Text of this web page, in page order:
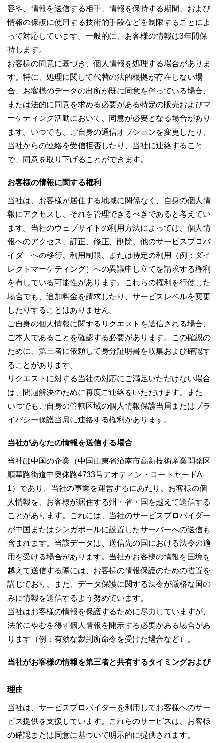
容や、情報を送信する相手、情報を保持する期間、および
情報の保護に使用する技術的手段などを制限することによ
って対応しています。一般的に、お客様の情報は3年間保
持します。
お客様の同意に基づき、個人情報を処理する場合がありま
す。特に、処理に関して代替の法的根拠が存在しない場
合、お客様のデータの出所が既に同意を伴っている場合、
または法的に同意を求める必要がある特定の販売およびマ
ーケティング活動において、同意が必要となる場合があり
ます。いつでも、ご自身の通信オプションを変更したり、
当社からの連絡を受信拒否したり、当社に連絡すること
で、同意を取り下げることができます。
お客様の情報に関する権利
当社は、お客様が居住する地域に関係なく、自身の個人情
報にアクセスし、それを管理できるべきであると考えてい
ます。当社のウェブサイトの利用方法によっては、個人情
報へのアクセス、訂正、修正、削除、他のサービスプロバ
イダーへの移行、利用制限、または特定の利用（例：ダイ
レクトマーケティング）への異議申し立てを請求する権利
を有している可能性があります。これらの権利を行使した
場合でも、追加料金を請求したり、サービスレベルを変更
したりすることはありません。
ご自身の個人情報に関するリクエストを送信される場合、
ご本人であることを確認する必要があります。この確認の
ために、第三者に依頼して身分証明書を収集および確認す
ることがあります。
リクエストに対する当社の対応にご満足いただけない場合
は、問題解決のために再度ご連絡をいただけます。また、
いつでもご自身の管轄区域の個人情報保護当局またはプラ
イバシー保護当局に連絡する権利があります。
当社があなたの情報を送信する場合
当社は中国の企業（中国山東省済南市高新技術産業開発区
順華路街道中奥体路4733号アオティン・コートヤードA-
1）であり、当社の事業を運営するにあたり、お客様の個
人情報を、お客様が居住する州・省・国を越えて送信する
ことがあります。これには、当社のサービスプロバイダー
が中国またはシンガポールに設置したサーバーへの送信も
含まれます。当該データは、送信先の国における法令の適
用を受ける場合があります。当社がお客様の情報を国境を
越えて送信する際には、お客様の情報保護のための措置を
講じており、また、データ保護に関する法令が厳格な国の
みに情報を送信するよう努めています。
当社はお客様の情報を保護するために尽力していますが、
法的にやむを得ず個人情報を開示する必要がある場合があ
ります（例：有効な裁判所命令を受けた場合など）。
当社がお客様の情報を第三者と共有するタイミングおよび
理由
当社は、サービスプロバイダーを利用してお客様へのサー
ビス提供を支援しています。これらのサービスは、お客様
の確認または同意に基づいて明示的に提供されます。